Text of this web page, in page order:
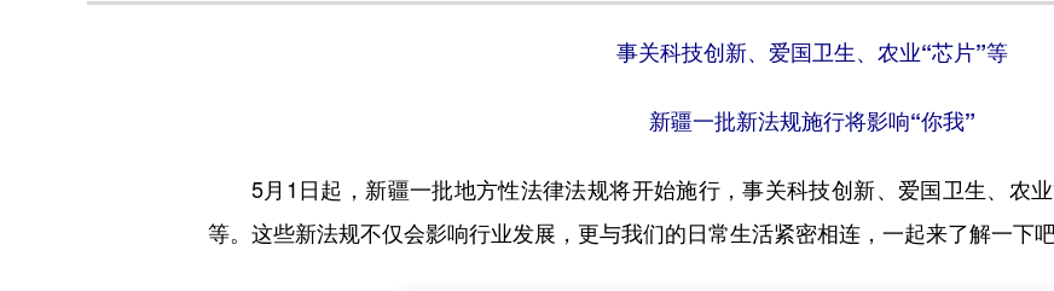
事关科技创新、爱国卫生、农业“芯片”等
新疆一批新法规施行将影响“你我”
5月1日起，新疆一批地方性法律法规将开始施行，事关科技创新、爱国卫生、农业
等。这些新法规不仅会影响行业发展，更与我们的日常生活紧密相连，一起来了解一下吧